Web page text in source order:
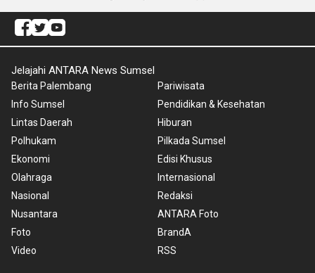
Jelajahi ANTARA News Sumsel
Berita Palembang
Info Sumsel
Lintas Daerah
Polhukam
Ekonomi
Olahraga
Nasional
Nusantara
Foto
Video
Pariwisata
Pendidikan & Kesehatan
Hiburan
Pilkada Sumsel
Edisi Khusus
Internasional
Redaksi
ANTARA Foto
BrandA
RSS